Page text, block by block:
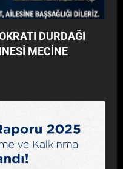
DURDAĞI
MECİNE